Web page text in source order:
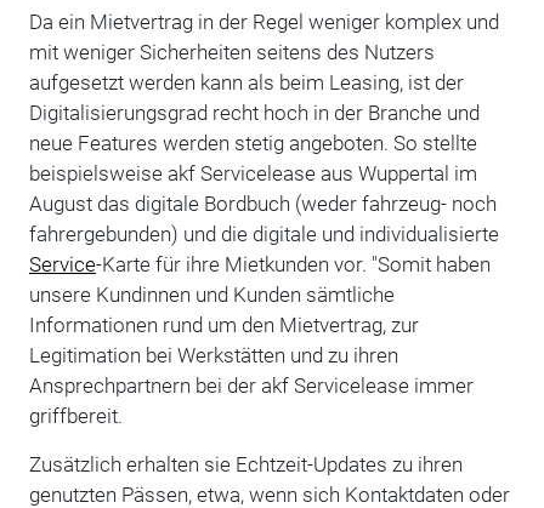
Da ein Mietvertrag in der Regel weniger komplex und
mit weniger Sicherheiten seitens des Nutzers
aufgesetzt werden kann als beim Leasing, ist der
Digitalisierungsgrad recht hoch in der Branche und
neue Features werden stetig angeboten. So stellte
beispielsweise akf Servicelease aus Wuppertal im
August das digitale Bordbuch (weder fahrzeug- noch
fahrergebunden) und die digitale und individualisierte
Service-Karte für ihre Mietkunden vor. "Somit haben
unsere Kundinnen und Kunden sämtliche
Informationen rund um den Mietvertrag, zur
Legitimation bei Werkstätten und zu ihren
Ansprechpartnern bei der akf Servicelease immer
griffbereit.
Zusätzlich erhalten sie Echtzeit-Updates zu ihren
genutzten Pässen, etwa, wenn sich Kontaktdaten oder